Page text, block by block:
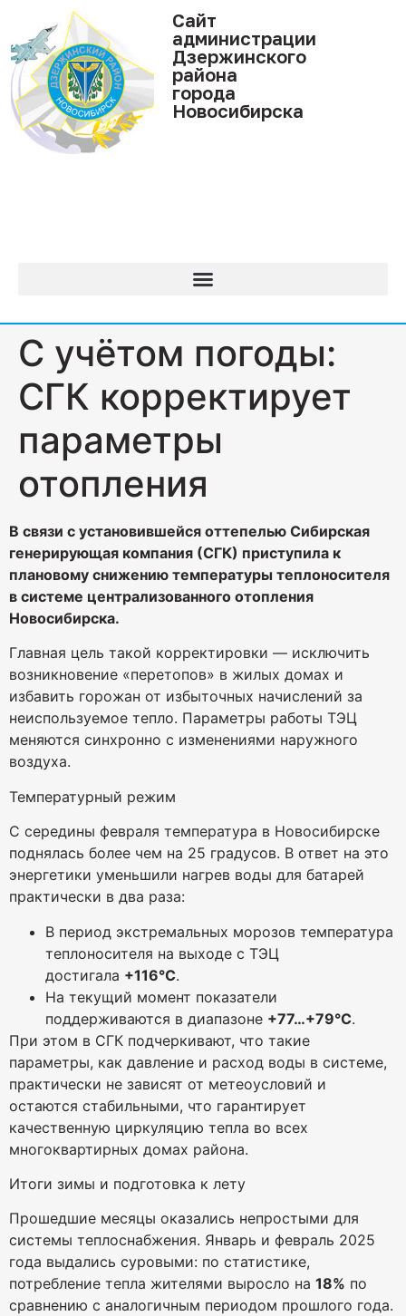
Cайт
администрации
Дзержинского
района
города
Новосибирска
С учётом погоды:
СГК корректирует
параметры
отопления
В связи с установившейся оттепелью Сибирская
генерирующая компания (СГК) приступила к
плановому снижению температуры теплоносителя
в системе централизованного отопления
Новосибирска.
Главная цель такой корректировки — исключить
возникновение «перетопов» в жилых домах и
избавить горожан от избыточных начислений за
неиспользуемое тепло. Параметры работы ТЭЦ
меняются синхронно с изменениями наружного
воздуха.
Температурный режим
С середины февраля температура в Новосибирске
поднялась более чем на 25 градусов. В ответ на это
энергетики уменьшили нагрев воды для батарей
практически в два раза:
В период экстремальных морозов температура
теплоносителя на выходе с ТЭЦ
достигала +116°C.
На текущий момент показатели
поддерживаются в диапазоне +77…+79°C.
При этом в СГК подчеркивают, что такие
параметры, как давление и расход воды в системе,
практически не зависят от метеоусловий и
остаются стабильными, что гарантирует
качественную циркуляцию тепла во всех
многоквартирных домах района.
Итоги зимы и подготовка к лету
Прошедшие месяцы оказались непростыми для
системы теплоснабжения. Январь и февраль 2025
года выдались суровыми: по статистике,
потребление тепла жителями выросло на 18% по
сравнению с аналогичным периодом прошлого года.